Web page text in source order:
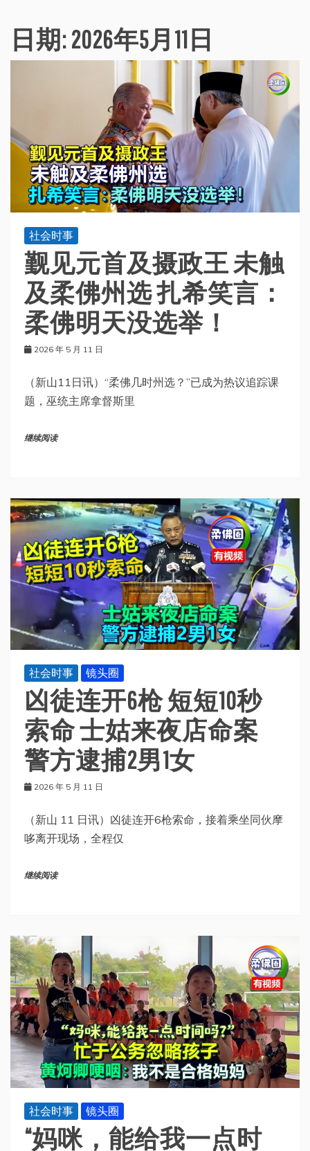
日期:2026年5月11日
社会时事
觐见元首及摄政王 未触
及柔佛州选 扎希笑言：
柔佛明天没选举！
2026 年 5 月 11 日
（新山11日讯）“柔佛几时州选？”已成为热议追踪课
题，巫统主席拿督斯里
继续阅读
社会时事 镜头圈
凶徒连开6枪 短短10秒
索命 士姑来夜店命案
警方逮捕2男1女
2026 年 5 月 11 日
（新山 11 日讯）凶徒连开6枪索命，接着乘坐同伙摩
哆离开现场，全程仅
继续阅读
社会时事 镜头圈
“妈咪，能给我一点时